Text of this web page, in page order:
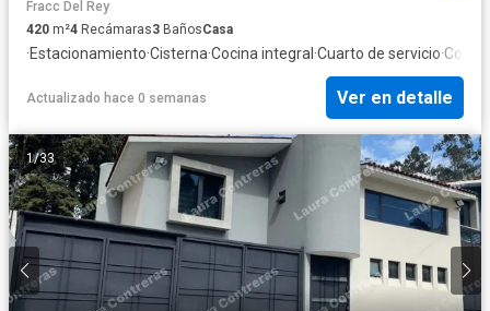
Fracc Del Rey
420 m²4 Recámaras3 BañosCasa
·Estacionamiento·Cisterna·Cocina integral ·Cuarto de servicio·
Actualizado hace 0 semanas Ver en detalle
1/33